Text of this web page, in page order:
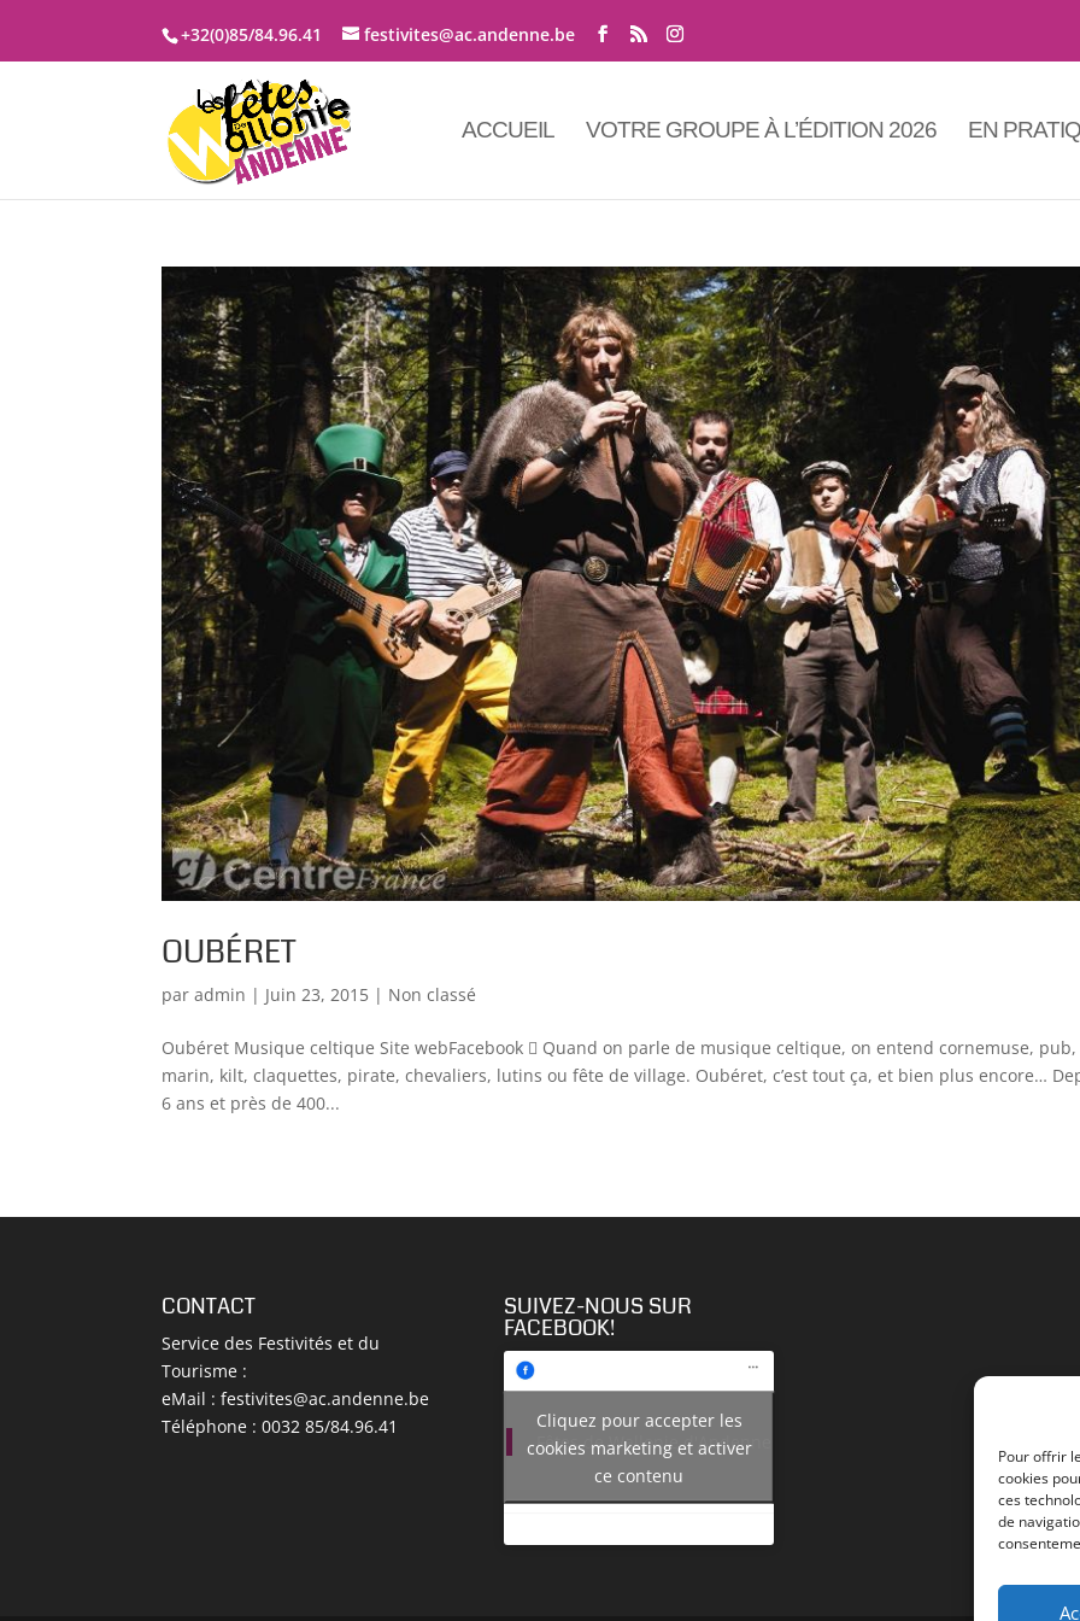
Pour offrir
cookies
ces
de
+32(0)85/84.96.41 festivites@ac.andenne.be
ACCUEIL VOTRE GROUPE À L’ÉDITION 2026 EN
OUBÉRET
paradmin | Juin 23, 2015 | Non classé
Oubéret Musique celtique Site webFacebook  Quand on parle de musique celtique, on entend cornemuse, pub,
marin, kilt, claquettes, pirate, chevaliers, lutins ou fête de village. Oubéret, c’est tout ça, et bien plus encore…
6 ans et près de 400...
CONTACT
Service des Festivités et du
Tourisme :
eMail :festivites@ac.andenne.be
Téléphone : 0032 85/84.96.41
SUIVEZ-NOUS SUR
FACEBOOK!
Fêtes de Wallonie d'Andenne
Cliquez pour accepter les
cookies marketing et activer
ce contenu